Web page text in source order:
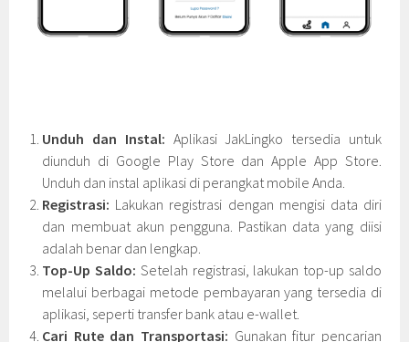
Unduh dan Instal: Aplikasi JakLingko tersedia untuk
diunduh di Google Play Store dan Apple App Store.
Unduh dan instal aplikasi di perangkat mobile Anda.
Registrasi: Lakukan registrasi dengan mengisi data diri
dan membuat akun pengguna. Pastikan data yang diisi
adalah benar dan lengkap.
Top-Up Saldo: Setelah registrasi, lakukan top-up saldo
melalui berbagai metode pembayaran yang tersedia di
aplikasi, seperti transfer bank atau e-wallet.
Cari Rute dan Transportasi: Gunakan fitur pencarian